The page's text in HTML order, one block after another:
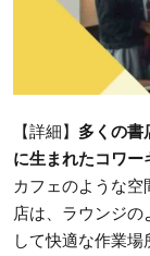
【詳細】 多くの書
に生まれたコワー
カフェのような
店は、ラウンジ
して快適な作業